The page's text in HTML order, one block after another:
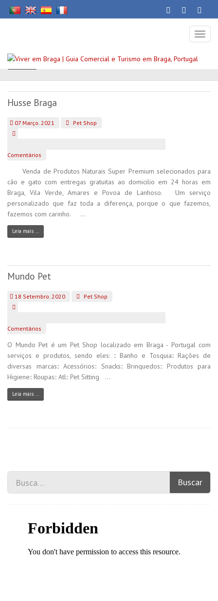
Voltar
Husse Braga
07 Março. 2021 Pet Shop
Comentários
Venda de Produtos Naturais Super Premium selecionados para
cão e gato com entregas gratuitas ao domicilio em 24 horas em
Braga, Vila Verde, Amares e Povoa de Lanhoso. Um serviço
personalizado que faz toda a diferença, porque o que fazemos,
fazemos com carinho. ...
Leia mais ...
Mundo Pet
18 Setembro. 2020 Pet Shop
Comentários
O Mundo Pet é um Pet Shop localizado em Braga - Portugal com
serviços e produtos, sendo eles: :: Banho e Tosquia:: Rações de
diversas marcas:: Acessórios:: Snacks:: Brinquedos:: Produtos para
Higiene:: Roupas:: Atl:: Pet Sitting ...
Leia mais ...
Buscar